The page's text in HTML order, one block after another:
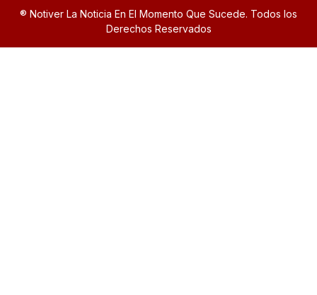
® Notiver La Noticia En El Momento Que Sucede. Todos los
Derechos Reservados